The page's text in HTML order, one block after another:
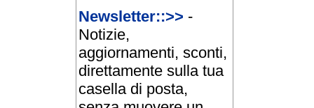
Newsletter::>> -
Notizie,
aggiornamenti, sconti,
direttamente sulla tua
casella di posta,